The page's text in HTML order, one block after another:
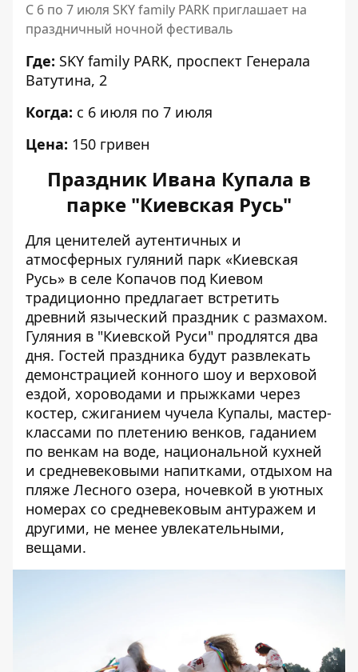
С 6 по 7 июля SKY family PARK приглашает на
праздничный ночной фестиваль
Где: SKY family PARK, проспект Генерала
Ватутина, 2
Когда: с 6 июля по 7 июля
Цена: 150 гривен
Праздник Ивана Купала в
парке "Киевская Русь"
Для ценителей аутентичных и
атмосферных гуляний парк «Киевская
Русь» в селе Копачов под Киевом
традиционно предлагает встретить
древний языческий праздник с размахом.
Гуляния в "Киевской Руси" продлятся два
дня. Гостей праздника будут развлекать
демонстрацией конного шоу и верховой
ездой, хороводами и прыжками через
костер, сжиганием чучела Купалы, мастер-
классами по плетению венков, гаданием
по венкам на воде, национальной кухней
и средневековыми напитками, отдыхом на
пляже Лесного озера, ночевкой в уютных
номерах со средневековым антуражем и
другими, не менее увлекательными,
вещами.